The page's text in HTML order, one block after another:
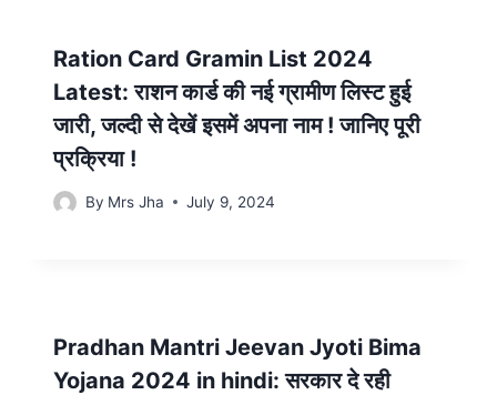
Ration Card Gramin List 2024
Latest: राशन कार्ड की नई ग्रामीण लिस्ट हुई
जारी, जल्दी से देखें इसमें अपना नाम ! जानिए पूरी
प्रक्रिया !
By Mrs Jha July 9, 2024
Pradhan Mantri Jeevan Jyoti Bima
Yojana 2024 in hindi: सरकार दे रही